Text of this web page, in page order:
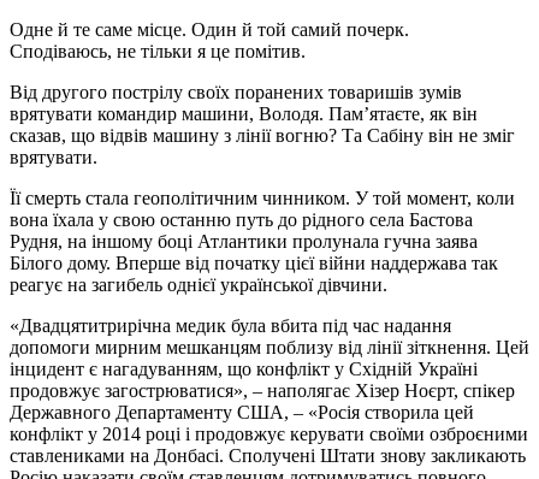
Одне й те саме місце. Один й той самий почерк.
Сподіваюсь, не тільки я це помітив.
Від другого пострілу своїх поранених товаришів зумів
врятувати командир машини, Володя. Пам’ятаєте, як він
сказав, що відвів машину з лінії вогню? Та Сабіну він не зміг
врятувати.
Її смерть стала геополітичним чинником. У той момент, коли
вона їхала у свою останню путь до рідного села Бастова
Рудня, на іншому боці Атлантики пролунала гучна заява
Білого дому. Вперше від початку цієї війни наддержава так
реагує на загибель однієї української дівчини.
«Двадцятитрирічна медик була вбита під час надання
допомоги мирним мешканцям поблизу від лінії зіткнення. Цей
інцидент є нагадуванням, що конфлікт у Східній Україні
продовжує загострюватися», – наполягає Хізер Ноєрт, спікер
Державного Департаменту США, – «Росія створила цей
конфлікт у 2014 році і продовжує керувати своїми озброєними
ставлениками на Донбасі. Сполучені Штати знову закликають